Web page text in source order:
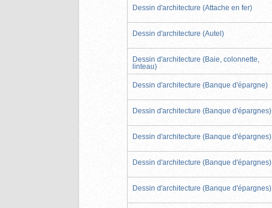
Dessin d'architecture (Attache en fer)
Dessin d'architecture (Autel)
Dessin d'architecture (Baie, colonnette,
linteau)
Dessin d'architecture (Banque d'épargne)
Dessin d'architecture (Banque d'épargnes)
Dessin d'architecture (Banque d'épargnes)
Dessin d'architecture (Banque d'épargnes)
Dessin d'architecture (Banque d'épargnes)